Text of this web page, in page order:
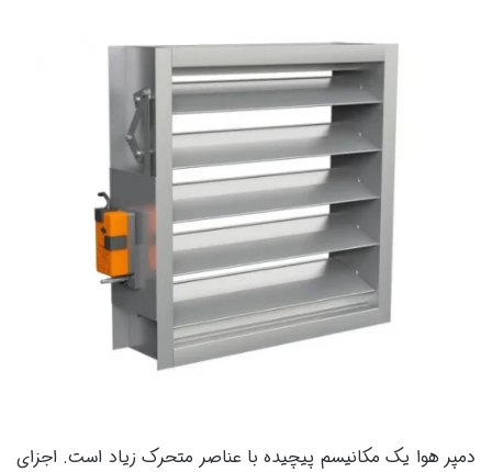
دمپر هوا یک مکانیسم پیچیده با عناصر متحرک زیاد است. اجزای